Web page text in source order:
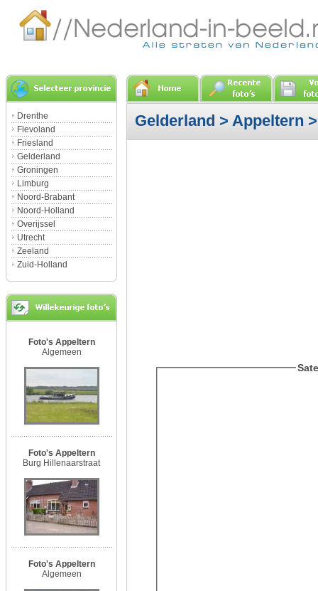
Drenthe
Flevoland
Friesland
Gelderland
Groningen
Limburg
Noord-Brabant
Noord-Holland
Overijssel
Utrecht
Zeeland
Zuid-Holland
Foto's Appeltern
Algemeen
Foto's Appeltern
Burg Hillenaarstraat
Foto's Appeltern
Algemeen
Gelderland > Appeltern